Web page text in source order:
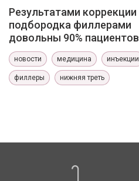
Результатами коррекции
подбородка филлерами
довольны 90% пациентов
новости медицина инъекции
филлеры нижняя треть